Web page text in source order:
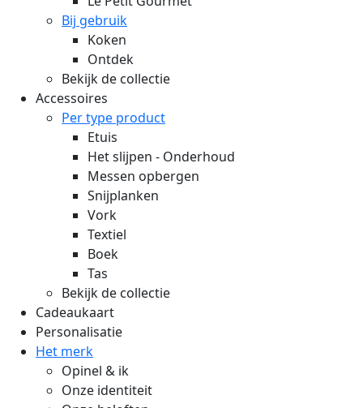
Bij gebruik
Koken
Ontdek
Bekijk de collectie
Accessoires
Per type product
Etuis
Het slijpen - Onderhoud
Messen opbergen
Snijplanken
Vork
Textiel
Boek
Tas
Bekijk de collectie
Cadeaukaart
Personalisatie
Het merk
Opinel & ik
Onze identiteit